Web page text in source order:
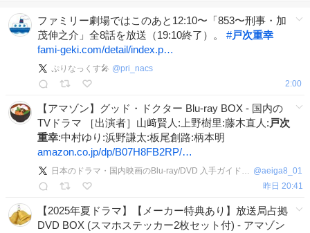
ファミリー劇場ではこのあと12:10〜「853〜刑事・加
茂伸之介」全8話を放送（19:10終了）。 #戸次重幸
fami-geki.com/detail/index.p…
ぷりなっくす🎤 @pri_nacs
2:00
【アマゾン】グッド・ドクター Blu-ray BOX - 国内の
TVドラマ ［出演者］山﨑賢人:上野樹里:藤木直人: 戸次
重幸:中村ゆり:浜野謙太:板尾創路:柄本明
amazon.co.jp/dp/B07H8FB2RP/…
日本のドラマ・国内映画のBlu-ray/DVD 入手ガイド 🎁 @aeiga8_01
昨日 20:41
【2025年夏ドラマ】【メーカー特典あり】放送局占拠
DVD BOX (スマホステッカー2枚セット付) - アマゾン